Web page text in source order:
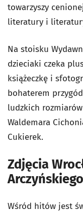
towarzyszy
literatury i
Na stoisku
dzieciaki czeka
książeczkę i
bohaterem
ludzkich
Waldemara
Cukierek.
Zdjęcia
Wśród hitów jest